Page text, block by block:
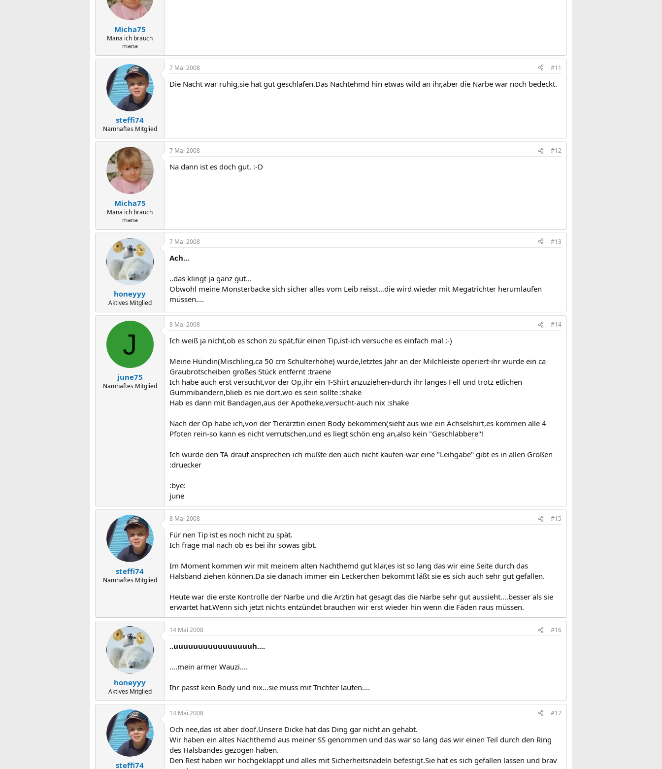
Micha75
Mana ich brauch
mana
steffi74
Namhaftes Mitglied
7 Mai 2008 #11
Die Nacht war ruhig,sie hat gut geschlafen.Das Nachtehmd hin etwas wild an ihr,aber die Narbe war noch bedeckt.
Micha75
Mana ich brauch
mana
7 Mai 2008 #12
Na dann ist es doch gut. :-D
honeyyy
Aktives Mitglied
7 Mai 2008 #13
Ach...
..das klingt ja ganz gut...
Obwohl meine Monsterbacke sich sicher alles vom Leib reisst...die wird wieder mit Megatrichter herumlaufen
müssen....
J
june75
Namhaftes Mitglied
8 Mai 2008 #14
Ich weiß ja nicht,ob es schon zu spät,für einen Tip,ist-ich versuche es einfach mal ;-)
Meine Hündin(Mischling,ca 50 cm Schulterhöhe) wurde,letztes Jahr an der Milchleiste operiert-ihr wurde ein ca
Graubrotscheiben großes Stück entfernt :traene
Ich habe auch erst versucht,vor der Op,ihr ein T-Shirt anzuziehen-durch ihr langes Fell und trotz etlichen
Gummibändern,blieb es nie dort,wo es sein sollte :shake
Hab es dann mit Bandagen,aus der Apotheke,versucht-auch nix :shake
Nach der Op habe ich,von der Tierärztin einen Body bekommen(sieht aus wie ein Achselshirt,es kommen alle 4
Pfoten rein-so kann es nicht verrutschen,und es liegt schön eng an,also kein "Geschlabbere"!
Ich würde den TA drauf ansprechen-ich mußte den auch nicht kaufen-war eine "Leihgabe" gibt es in allen Größen
:druecker
:bye:
june
steffi74
Namhaftes Mitglied
8 Mai 2008 #15
Für nen Tip ist es noch nicht zu spät.
Ich frage mal nach ob es bei ihr sowas gibt.
Im Moment kommen wir mit meinem alten Nachthemd gut klar,es ist so lang das wir eine Seite durch das
Halsband ziehen können.Da sie danach immer ein Leckerchen bekommt läßt sie es sich auch sehr gut gefallen.
Heute war die erste Kontrolle der Narbe und die Ärztin hat gesagt das die Narbe sehr gut aussieht....besser als sie
erwartet hat.Wenn sich jetzt nichts entzündet brauchen wir erst wieder hin wenn die Fäden raus müssen.
honeyyy
Aktives Mitglied
14 Mai 2008 #16
..uuuuuuuuuuuuuuuuh....
....mein armer Wauzi....
Ihr passt kein Body und nix...sie muss mit Trichter laufen....
steffi74
14 Mai 2008 #17
Och nee,das ist aber doof.Unsere Dicke hat das Ding gar nicht an gehabt.
Wir haben ein altes Nachthemd aus meiner SS genommen und das war so lang das wir einen Teil durch den Ring
des Halsbandes gezogen haben.
Den Rest haben wir hochgeklappt und alles mit Sicherheitsnadeln befestigt.Sie hat es sich gefallen lassen und brav